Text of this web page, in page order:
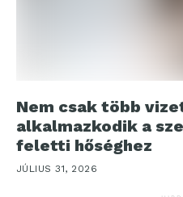
Nem csak több
alkalmazkodik a
feletti hőséghez
JÚLIUS 31, 2026